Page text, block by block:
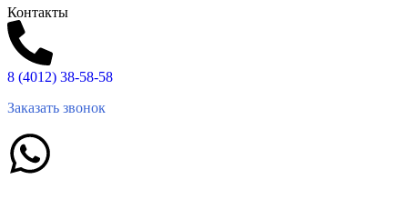
Контакты
8 (4012) 38-58-58
Заказать звонок